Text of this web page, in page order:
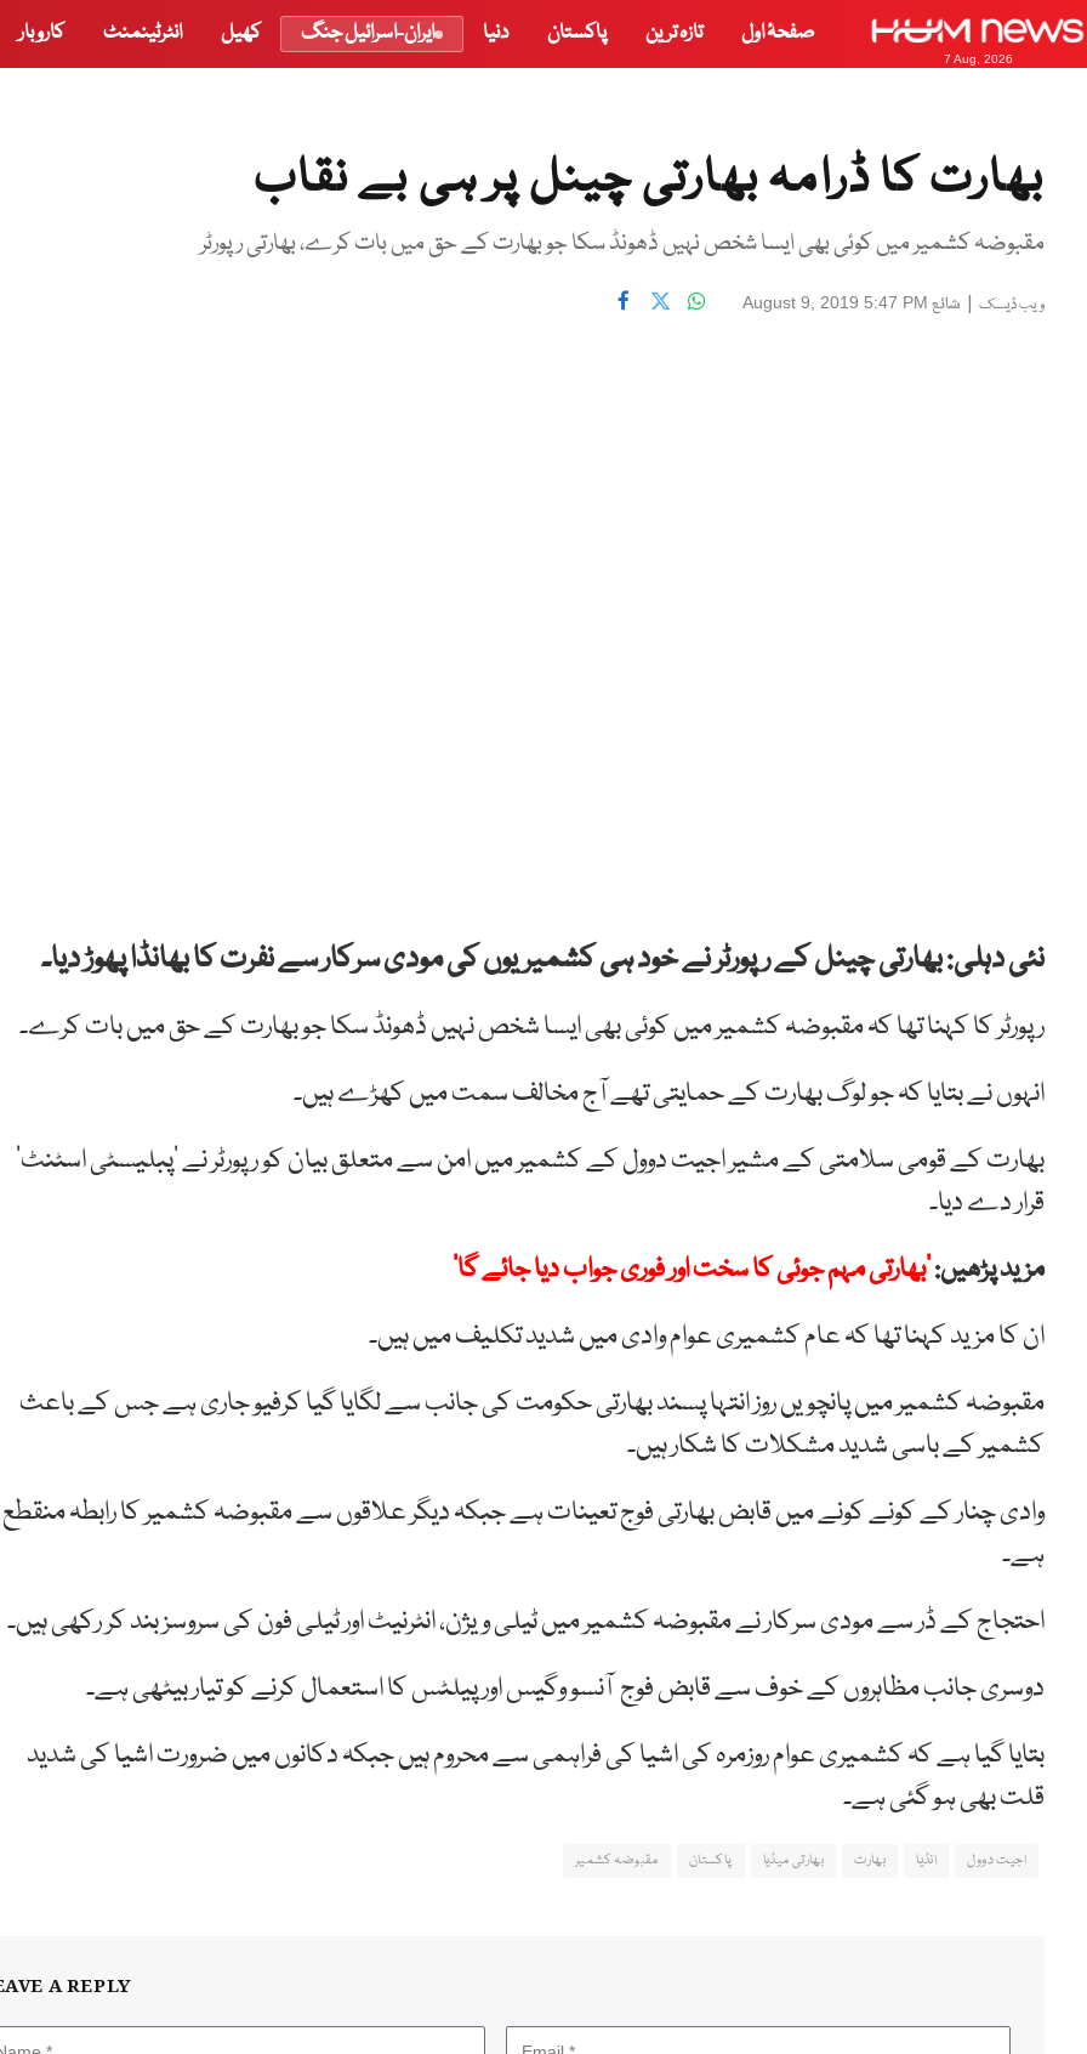
7 Aug, 2026
صفحۂ اول تازہ ترین پاکستان دنیا ایران-اسرائیل جنگ کھیل انٹرٹینمنٹ کاروبار
بھارت کا ڈرامہ بھارتی چینل پر ہی بے نقاب
مقبوضہ کشمیر میں کوئی بھی ایسا شخص نہیں ڈھونڈ سکا جو بھارت کے حق میں بات کرے، بھارتی رپورٹر
ویب ڈیسک | شائع August 9, 2019 5:47 PM
نئی دہلی: بھارتی چینل کے رپورٹر نے خود ہی کشمیریوں کی مودی سرکار سے نفرت کا بھانڈا پھوڑ دیا۔
رپورٹر کا کہنا تھا کہ مقبوضہ کشمیر میں کوئی بھی ایسا شخص نہیں ڈھونڈ سکا جو بھارت کے حق میں بات کرے۔
انہوں نے بتایا کہ جو لوگ بھارت کے حمایتی تھے آج مخالف سمت میں کھڑے ہیں۔
بھارت کے قومی سلامتی کے مشیر اجیت دوول کے کشمیر میں امن سے متعلق بیان کو رپورٹر نے ’پبلیسٹی اسٹنٹ‘
قرار دے دیا۔
مزید پڑھیں:’بھارتی مہم جوئی کا سخت اور فوری جواب دیا جائے گا‘
ان کا مزید کہنا تھا کہ عام کشمیری عوام وادی میں شدید تکلیف میں ہیں۔
مقبوضہ کشمیر میں پانچویں روز انتہا پسند بھارتی حکومت کی جانب سے لگایا گیا کرفیو جاری ہے جس کے باعث
کشمیر کے باسی شدید مشکلات کا شکار ہیں۔
وادی چنار کے کونے کونے میں قابض بھارتی فوج تعینات ہے جبکہ دیگر علاقوں سے مقبوضہ کشمیر کا رابطہ منقطع
ہے۔
احتجاج کے ڈر سے مودی سرکار نے مقبوضہ کشمیر میں ٹیلی ویژن، انٹرنیٹ اور ٹیلی فون کی سروسز بند کر رکھی ہیں۔
دوسری جانب مظاہروں کے خوف سے قابض فوج آنسو وگیس اور پیلٹس کا استعمال کرنے کو تیار بیٹھی ہے۔
بتایا گیا ہے کہ کشمیری عوام روزمرہ کی اشیا کی فراہمی سے محروم ہیں جبکہ دکانوں میں ضرورت اشیا کی شدید
قلت بھی ہو گئی ہے۔
اجیت دوول ٰانڈیا بھارت بھارتی میڈیا پاکستان مقبوضہ کشمیر
A REPLY